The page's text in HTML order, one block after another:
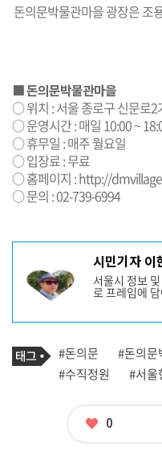
돈의문박물관마을 광장은 조
■ 돈의문박물관마을
○ 위치 : 서울 종로구 신문로2
○ 운영시간 : 매일 10:00 ~
○ 휴무일 : 매주 월요일
○ 입장료 : 무료
○ 홈페이지 :http://
○ 문의 : 02-739-6994
사
작
프
필
시민기자 이
서울시 정보
로 프레임에
기
사
관
련
태
그
#돈의문 #돈의문
#수직정원
#서울
좋
0